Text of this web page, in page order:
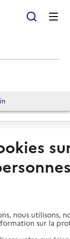
en-Poitou
nous utilisons,
sur la